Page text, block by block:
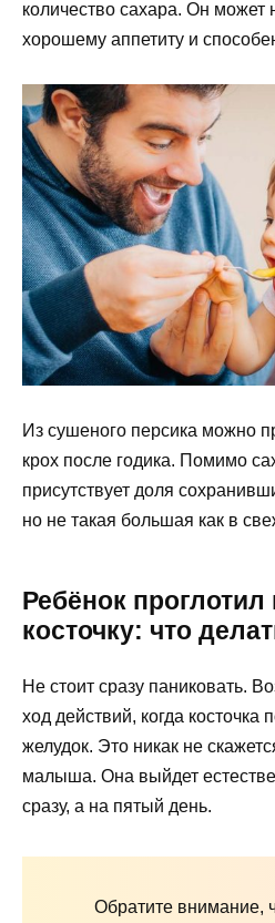
количество сахара. Он может
хорошему аппетиту и
Из сушеного персика можно
крох после годика. Помимо
присутствует доля
но не такая большая как в
Ребёнок
косточку: что
Не стоит сразу паниковать.
ход действий, когда косточка
желудок. Это никак не
малыша. Она выйдет
сразу, а на пятый день.
Обратите внимание,